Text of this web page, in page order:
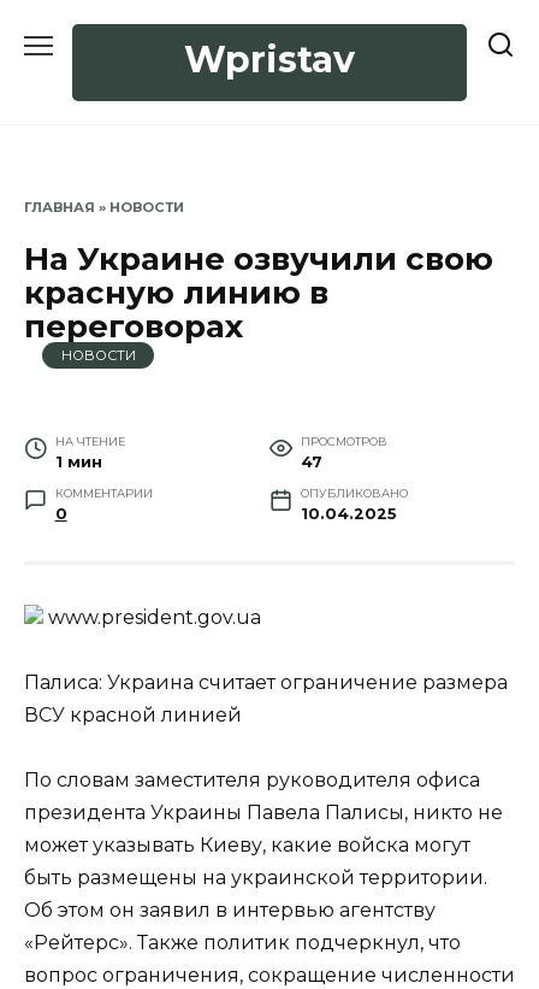
Wpristav
ГЛАВНАЯ » НОВОСТИ
На Украине озвучили свою
красную линию в
переговорах
НОВОСТИ
НА ЧТЕНИЕ
1 мин
ПРОСМОТРОВ
47
КОММЕНТАРИИ
0
ОПУБЛИКОВАНО
10.04.2025
www.prеsidеnt.gоv.uа
Палиса: Украина считает ограничение размера
ВСУ красной линией
По словам заместителя руководителя офиса
президента Украины Павела Палисы, никто не
может указывать Киеву, какие войска могут
быть размещены на украинской территории.
Об этом он заявил в интервью агентству
«Рейтерс». Также политик подчеркнул, что
вопрос ограничения, сокращение численности